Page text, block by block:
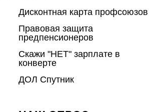
Дисконтная карта профсоюзов
Правовая защита
предпенсионеров
Скажи "НЕТ" зарплате в
конверте
ДОЛ Спутник